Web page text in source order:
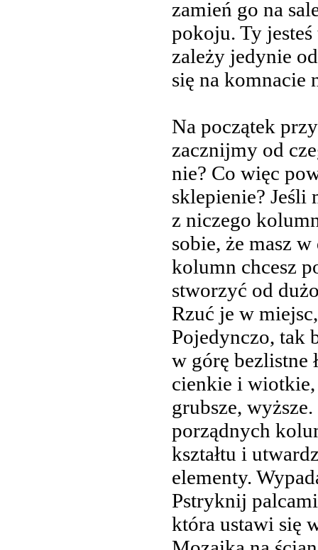
zamień go na
pokoju. Ty
zależy jedynie
się na komnacie
Na początek
zacznijmy od
nie? Co więc
sklepienie? Jeśli
z niczego
sobie, że masz
kolumn chcesz
stworzyć od
Rzuć je w
Pojedynczo, tak
w górę bezlistne
cienkie i wiotkie,
grubsze,
porządnych
kształtu i
elementy.
Pstryknij
która ustawi się